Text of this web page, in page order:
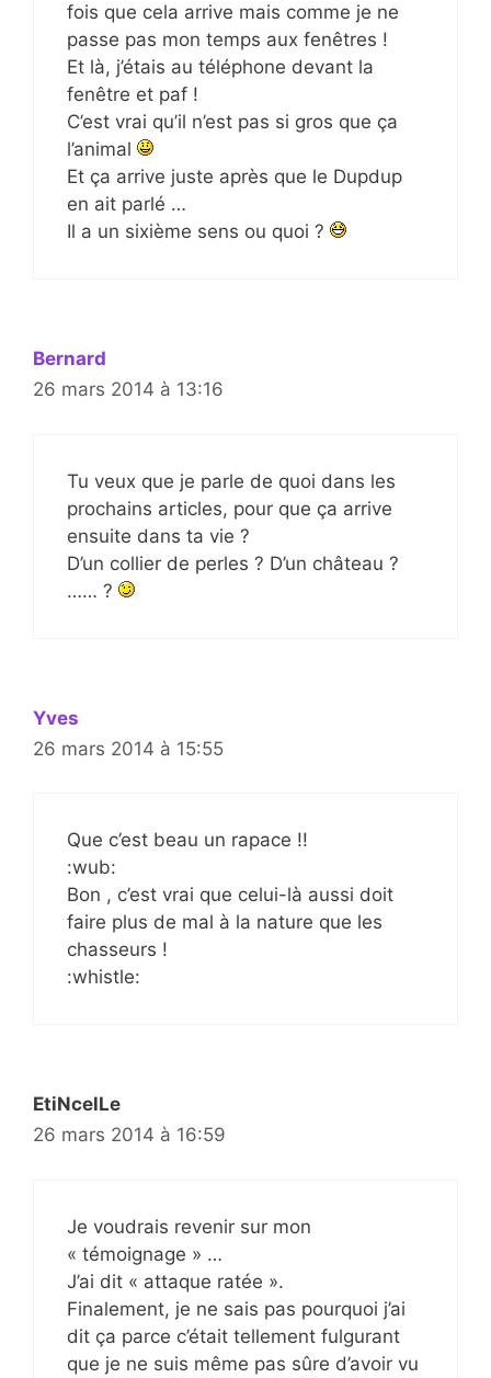
fois que cela arrive mais comme je ne
passe pas mon temps aux fenêtres !
Et là, j’étais au téléphone devant la
fenêtre et paf !
C’est vrai qu’il n’est pas si gros que ça
l’animal
Et ça arrive juste après que le Dupdup
en ait parlé …
Il a un sixième sens ou quoi ?
Bernard
26 mars 2014 à 13:16
Tu veux que je parle de quoi dans les
prochains articles, pour que ça arrive
ensuite dans ta vie ?
D’un collier de perles ? D’un château ?
…… ?
Yves
26 mars 2014 à 15:55
Que c’est beau un rapace !!
:wub:
Bon , c’est vrai que celui-là aussi doit
faire plus de mal à la nature que les
chasseurs !
:whistle:
EtiNcelLe
26 mars 2014 à 16:59
Je voudrais revenir sur mon
« témoignage » …
J’ai dit « attaque ratée ».
Finalement, je ne sais pas pourquoi j’ai
dit ça parce c’était tellement fulgurant
que je ne suis même pas sûre d’avoir vu